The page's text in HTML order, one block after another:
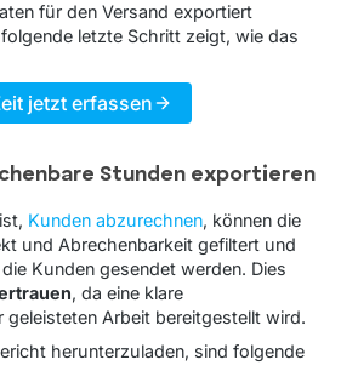
für den Versand exportiert
letzte Schritt zeigt, wie das
jetzt erfassen
Stunden exportieren
Kunden abzurechnen, können die
und Abrechenbarkeit gefiltert und
Kunden gesendet werden. Dies
, da eine klare
Arbeit bereitgestellt wird.
herunterzuladen, sind folgende